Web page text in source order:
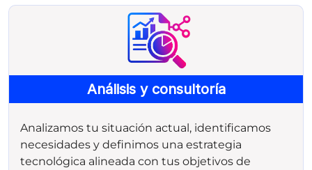
Análisis y consultoría
Analizamos tu situación actual, identificamos
necesidades y definimos una estrategia
tecnológica alineada con tus objetivos de